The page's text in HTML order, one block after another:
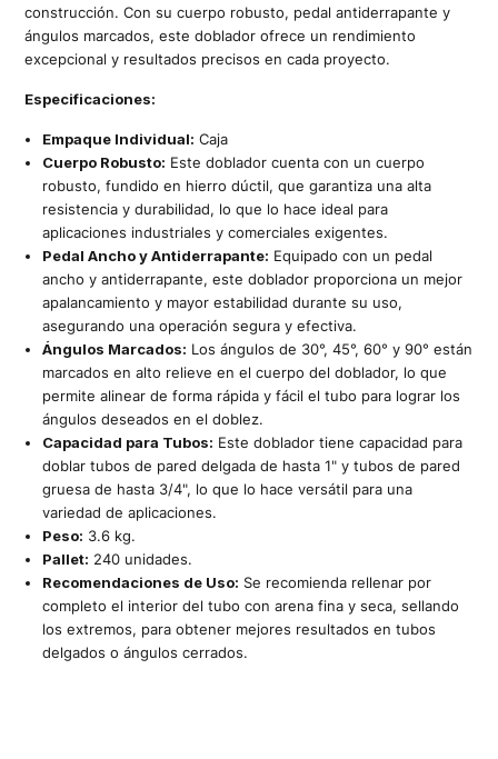
construcción. Con su cuerpo robusto, pedal antiderrapante y
ángulos marcados, este doblador ofrece un rendimiento
excepcional y resultados precisos en cada proyecto.
Especificaciones:
Empaque Individual: Caja
Cuerpo Robusto: Este doblador cuenta con un cuerpo
robusto, fundido en hierro dúctil, que garantiza una alta
resistencia y durabilidad, lo que lo hace ideal para
aplicaciones industriales y comerciales exigentes.
Pedal Ancho y Antiderrapante: Equipado con un pedal
ancho y antiderrapante, este doblador proporciona un mejor
apalancamiento y mayor estabilidad durante su uso,
asegurando una operación segura y efectiva.
Ángulos Marcados: Los ángulos de 30°, 45°, 60° y 90° están
marcados en alto relieve en el cuerpo del doblador, lo que
permite alinear de forma rápida y fácil el tubo para lograr los
ángulos deseados en el doblez.
Capacidad para Tubos: Este doblador tiene capacidad para
doblar tubos de pared delgada de hasta 1" y tubos de pared
gruesa de hasta 3/4", lo que lo hace versátil para una
variedad de aplicaciones.
Peso: 3.6 kg.
Pallet: 240 unidades.
Recomendaciones de Uso: Se recomienda rellenar por
completo el interior del tubo con arena fina y seca, sellando
los extremos, para obtener mejores resultados en tubos
delgados o ángulos cerrados.